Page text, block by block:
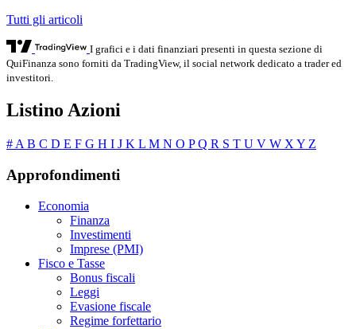
Tutti gli articoli
I grafici e i dati finanziari presenti in questa sezione di
QuiFinanza sono forniti da TradingView, il social network dedicato a trader ed
investitori.
Listino Azioni
# A B C D E F G H I J K L M N O PQ R S T U V W X Y Z
Approfondimenti
Economia
Finanza
Investimenti
Imprese (PMI)
Fisco e Tasse
Bonus fiscali
Leggi
Evasione fiscale
Regime forfettario